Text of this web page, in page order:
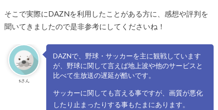
そこで実際にDAZNを利用したことがある方に、感想や評判を
聞いてきましたので是非参考にしてくださいね！
sさん
DAZNで、野球・サッカーを主に観戦しています
が、野球に関して言えば地上波や他のサービスと
比べて生放送の遅延が酷いです。
サッカーに関しても言える事ですが、画質が悪化
したり止まったりする事もたまにあります。